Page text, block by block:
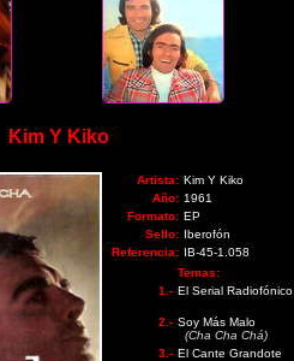
Kim Y Kiko
Artista: Kim Y Kiko
Año: 1961
Formato: EP
Sello: Iberofón
Referencia: IB-45-1.058
Temas:
1.- El Serial Radiofónico
2.- Soy Más Malo
(Cha Cha Chá)
3.- El Cante Grandote